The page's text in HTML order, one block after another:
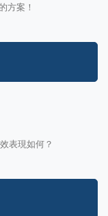
方案！
表現如何？